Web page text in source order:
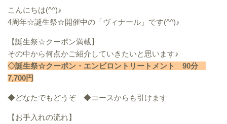
こんにちは(^^)♪
4周年☆誕生祭☆開催中の「ヴィナール」です(^^)♪
【誕生祭☆クーポン満載】
その中から何点かご紹介していきたいと思います♪
◇誕生祭☆クーポン・エンビロントリートメント 90分
7,700円
◆どなたでもどうぞ ◆コースからも引けます
【お手入れの流れ】